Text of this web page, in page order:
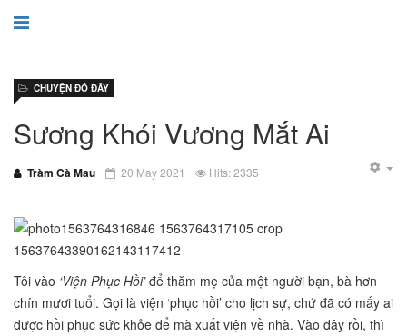
Sương Khói Vương Mắt Ai
Tràm Cà Mau
CHUYỆN ĐÓ ĐÂY
20 May 2021 Hits: 2335
Tôi vào ‘Viện Phục Hồi’để thăm mẹ của một người bạn, bà hơn
chín mươi tuổi. Gọi là viện ‘phục hồi’ cho lịch sự, chứ đã có mấy ai
được hồi phục sức khỏe để mà xuất viện về nhà. Vào đây rồi, thì